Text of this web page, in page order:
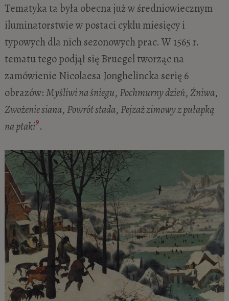
Tematyka ta była obecna już w średniowiecznym
iluminatorstwie w postaci cyklu miesięcy i
typowych dla nich sezonowych prac. W 1565 r.
tematu tego podjął się Bruegel tworząc na
zamówienie Nicolaesa Jonghelincka serię 6
obrazów:Myśliwi na śniegu, Pochmurny dzień,Żniwa,
Zwożenie siana, Powrót stada, Pejzaż zimowy z pułapką
na ptaki9.